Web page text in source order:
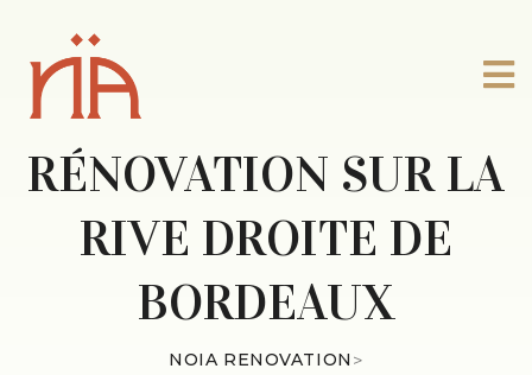
RÉNOVATION SUR LA
RIVE DROITE DE
BORDEAUX
NOIA RENOVATION >